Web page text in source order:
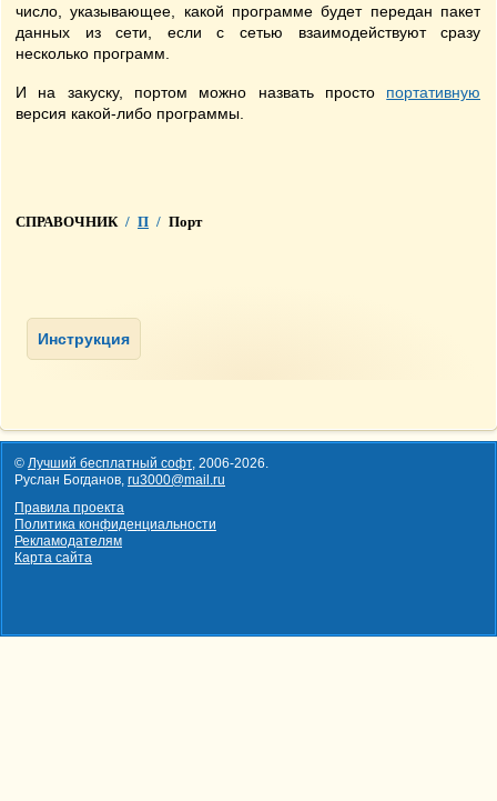
число, указывающее, какой программе будет передан пакет
данных из сети, если с сетью взаимодействуют сразу
несколько программ.
И на закуску, портом можно назвать просто портативную
версия какой-либо программы.
СПРАВОЧНИК / П / Порт
© Лучший бесплатный софт, 2006-2026.
Руслан Богданов, ru3000@mail.ru
Правила проекта
Политика конфиденциальности
Рекламодателям
Карта сайта